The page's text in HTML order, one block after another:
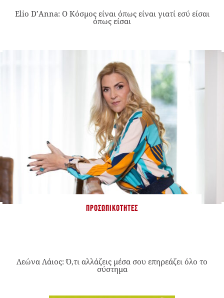
Elio D’Anna: Ο Κόσμος είναι όπως είναι γιατί εσύ είσαι
όπως είσαι
ΠΡΟΣΩΠΙΚΌΤΗΤΕΣ
Λεώνα Λάιος: Ό,τι αλλάζεις μέσα σου επηρεάζει όλο το
σύστημα